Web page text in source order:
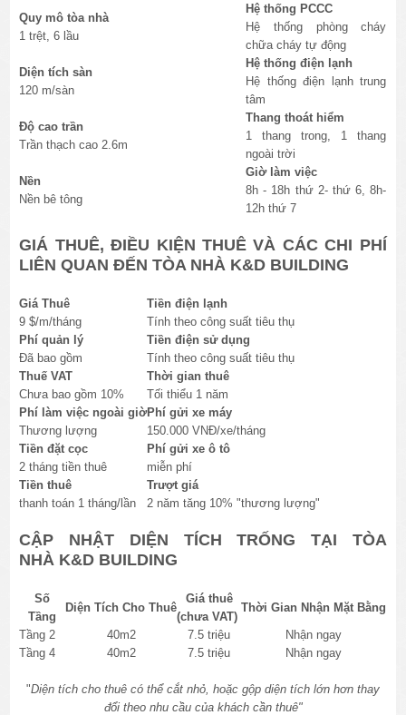
Quy mô tòa nhà
1 trệt, 6 lầu
Hệ thống PCCC
Hệ thống phòng cháy
chữa cháy tự động
Diện tích sàn
120 m/sàn
Hệ thống điện lạnh
Hệ thống điện lạnh trung
tâm
Độ cao trần
Trần thạch cao 2.6m
Thang thoát hiểm
1 thang trong, 1 thang
ngoài trời
Nền
Nền bê tông
Giờ làm việc
8h - 18h thứ 2- thứ 6, 8h-
12h thứ 7
GIÁ THUÊ, ĐIỀU KIỆN THUÊ VÀ CÁC CHI PHÍ
LIÊN QUAN ĐẾN TÒA NHÀ K&D BUILDING
Giá Thuê
9 $/m/tháng
Tiền điện lạnh
Tính theo công suất tiêu thụ
Phí quản lý
Đã bao gồm
Tiền điện sử dụng
Tính theo công suất tiêu thụ
Thuế VAT
Chưa bao gồm 10%
Thời gian thuê
Tối thiểu 1 năm
Phí làm việc ngoài giờ
Thương lượng
Phí gửi xe máy
150.000 VNĐ/xe/tháng
Tiền đặt cọc
2 tháng tiền thuê
Phí gửi xe ô tô
miễn phí
Tiền thuê
thanh toán 1 tháng/lần
Trượt giá
2 năm tăng 10% "thương lượng"
CẬP NHẬT DIỆN TÍCH TRỐNG TẠI TÒA
NHÀ K&D BUILDING
Số
Tầng
Diện Tích Cho Thuê
Giá thuê
(chưa VAT)
Thời Gian Nhận Mặt Bằng
Tầng 2
40m2 7.5 triệu
Nhận ngay
Tầng 4
40m2 7.5 triệu Nhận ngay
"Diện tích cho thuê có thể cắt nhỏ, hoặc gộp diện tích lớn hơn thay
đổi theo nhu cầu của khách cần thuê"